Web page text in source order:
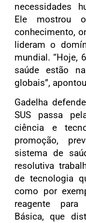
necessidades
Ele mostrou
conhecimento,
lideram o
mundial. “Hoje,
saúde estão
globais”,
Gadelha
SUS passa
ciência e
promoção,
sistema de
resolutiva
de tecnologia
como por
reagente
Básica, que